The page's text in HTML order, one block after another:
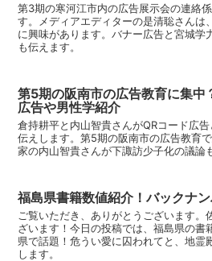
第3期の寒河江市内の広告展示会の連絡
す。メディアエディターの是清聡さんは
に興味があります。バナー広告と宮城学
も伝えます。
第5期の阪南市の広告教育に集中
広告や男性学紹介
倉持耕平と内山智貴さんがQRコード広
伝えします。第5期の阪南市の広告教育
家の内山智貴さんが下諏訪少子化の議論
福島県書籍数値紹介！バックナ
ご覧いただき、ありがとうございます。
ざいます！今日の投稿では、福島県の書
県で話題！危うい愛に囚われてと、地霊
します。